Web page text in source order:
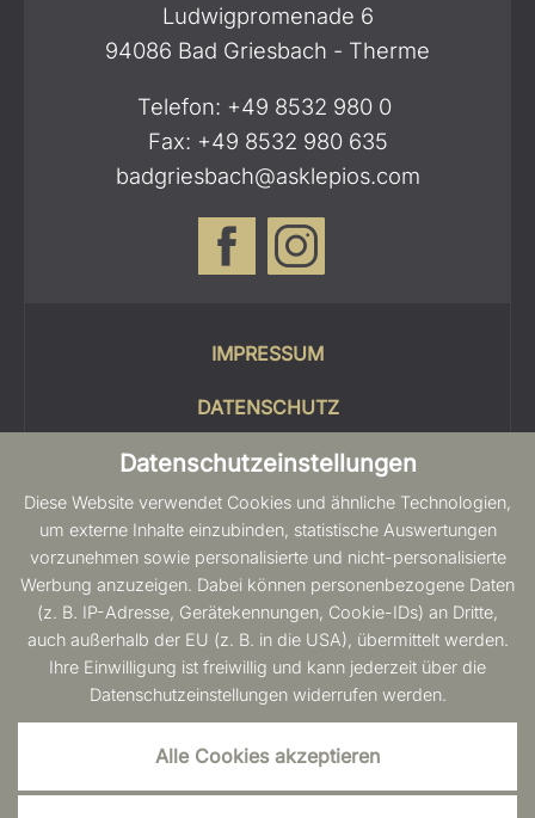
Datenschutzeinstellungen
Diese Website verwendet Cookies und ähnliche Technologien,
um externe Inhalte einzubinden, statistische Auswertungen
vorzunehmen sowie personalisierte und nicht-personalisierte
Werbung anzuzeigen. Dabei können personenbezogene Daten
(z. B. IP-Adresse, Gerätekennungen, Cookie-IDs) an Dritte,
auch außerhalb der EU (z. B. in die USA), übermittelt werden.
Ihre Einwilligung ist freiwillig und kann jederzeit über die
Datenschutzeinstellungen widerrufen werden.
Alle Cookies akzeptieren
Ludwigpromenade 6
94086 Bad Griesbach - Therme
Telefon: +49 8532 980 0
Fax: +49 8532 980 635
badgriesbach@asklepios.com
IMPRESSUM
DATENSCHUTZ
COOKIES
SITEMAP
BARRIEREFREIHEIT